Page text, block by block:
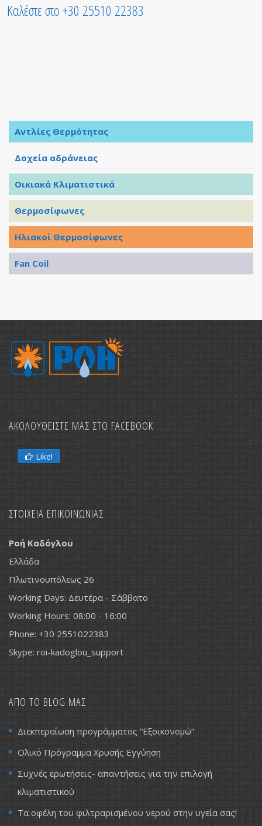
Καλέστε στο +30 25510 22383
Αντλίες Θερμότητας
Δοχεία αδράνειας
Οικιακά Κλιματιστικά
Θερμοσίφωνες
Ηλιακοί Θερμοσίφωνες
Fan Coil
ΑΚΟΛΟΥΘΕΙΣΤΕ ΜΑΣ ΣΤΟ FACEBOOK
Like!
ΣΤΟΙΧΕΙΑ ΕΠΙΚΟΙΝΩΝΙΑΣ
Ροή Καδόγλου
Ελλάδα
Πλωτινουπόλεως 26
Working Days: Δευτέρα - Σάββατο
Working Hours: 08:00 - 16:00
Phone: +30 2551022383
Skype: roi-kadoglou_support
ΑΠΟ ΤΟ BLOG ΜΑΣ
Διεκπεραίωση προγράμματος “Εξοικονομώ”
Ολικό Πρόγραμμα Χρυσής Εγγύηση
Συχνές ερωτήσεις- απαντήσεις για την επιλογή
κλιματιστικού
Τα οφέλη του φιλτραρισμένου νερού στην υγεία σας!